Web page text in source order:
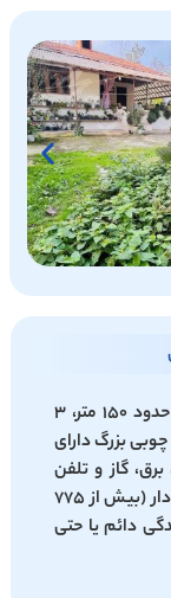
خانه ای بر روی زمین بزرگ ۹۲۵ متری زیربنا حدود ۱۵۰ متر، ۳
بزرگ دارای
گاز و تلفن
هستش پارکینگ و انباری دارد حیاط بسیار جادار (بیش از ۷۷۵
دائم یا حتی